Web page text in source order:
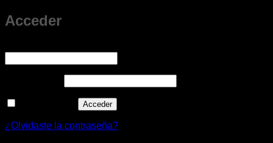
Acceder
Acceder
¿Olvidaste la contraseña?